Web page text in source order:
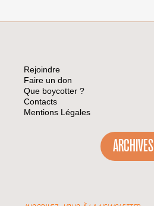
Rejoindre
Faire un don
Que boycotter ?
Contacts
Mentions Légales
ARCHIVES